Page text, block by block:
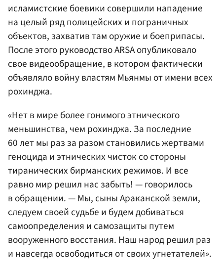
исламистские боевики совершили нападение
на целый ряд полицейских и пограничных
объектов, захватив там оружие и боеприпасы.
После этого руководство ARSA опубликовало
свое видеообращение, в котором фактически
объявляло войну властям Мьянмы от имени всех
рохинджа.
«Нет в мире более гонимого этнического
меньшинства, чем рохинджа. За последние
60 лет мы раз за разом становились жертвами
геноцида и этнических чисток со стороны
тиранических бирманских режимов. И все
равно мир решил нас забыть! — говорилось
в обращении. — Мы, сыны Араканской земли,
следуем своей судьбе и будем добиваться
самоопределения и самозащиты путем
вооруженного восстания. Наш народ решил раз
и навсегда освободиться от своих угнетателей».